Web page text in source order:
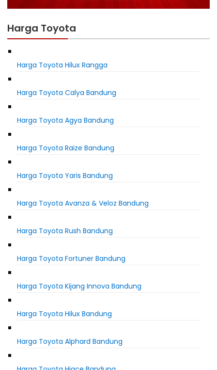
Harga Toyota
Harga Toyota Hilux Rangga
Harga Toyota Calya Bandung
Harga Toyota Agya Bandung
Harga Toyota Raize Bandung
Harga Toyota Yaris Bandung
Harga Toyota Avanza & Veloz Bandung
Harga Toyota Rush Bandung
Harga Toyota Fortuner Bandung
Harga Toyota Kijang Innova Bandung
Harga Toyota Hilux Bandung
Harga Toyota Alphard Bandung